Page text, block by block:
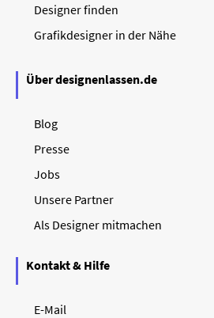
Designer finden
Grafikdesigner in der Nähe
Über designenlassen.de
Blog
Presse
Jobs
Unsere Partner
Als Designer mitmachen
Kontakt & Hilfe
E-Mail